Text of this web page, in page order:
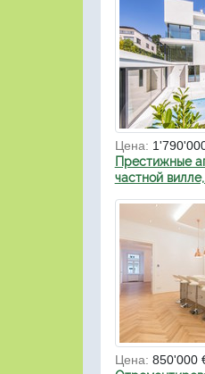
Цена:
Престижные
частной
Цена: 850'000